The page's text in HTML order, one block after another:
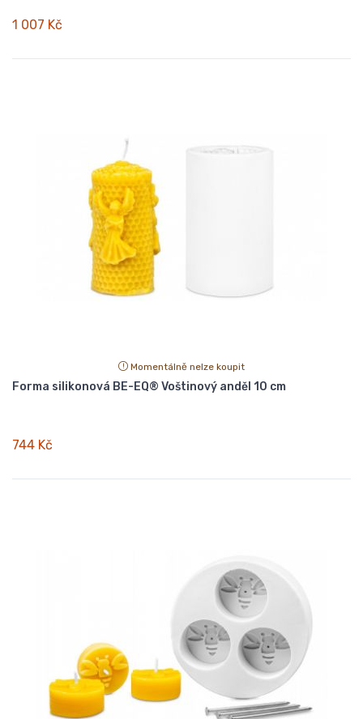
1 007 Kč
Momentálně nelze koupit
Forma silikonová BE-EQ® Voštinový anděl 10 cm
744 Kč